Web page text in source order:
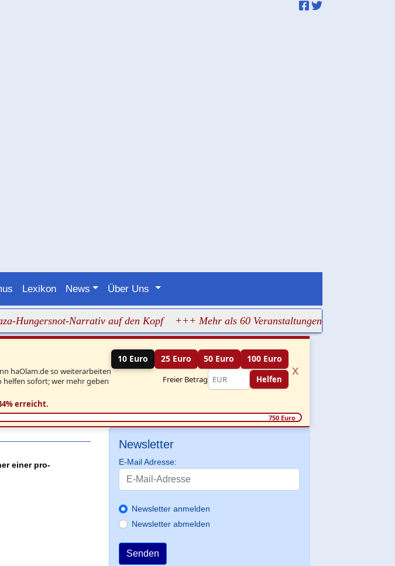
Lexikon News Über Uns
Narrativ auf den Kopf +++ Mehr als 60 Veranstaltungen machen jüdisches
haOlam.de so weiterarbeiten
helfen sofort; wer mehr geben
10 Euro 25 Euro 50 Euro 100 Euro
Freier Betrag Helfen
x
erreicht.
750 Euro
einer pro-
Newsletter
E-Mail Adresse:
Newsletter anmelden
Newsletter abmelden
Senden